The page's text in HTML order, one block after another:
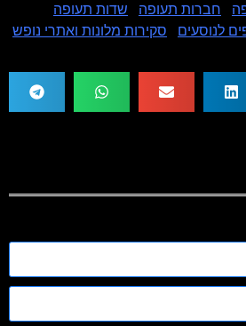
חברות תעופה שדות תעופה
לנוסעים סקירות מלונות ואתרי נופש